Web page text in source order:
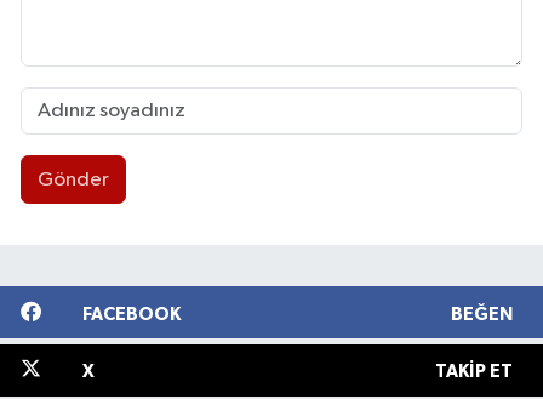
Gönder
FACEBOOK BEĞEN
X TAKIP ET